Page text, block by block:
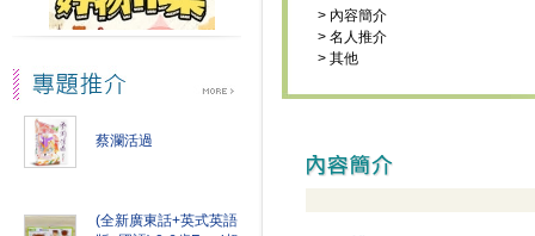
蔡瀾活過
(全新廣東話+英式英語
> 內容簡介
> 名人推介
> 其他